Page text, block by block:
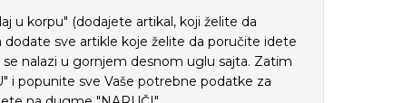
u korpu" (dodajete artikal, koji želite da
dodate sve artikle koje želite da poručite idete
nalazi u gornjem desnom uglu sajta. Zatim
i popunite sve Vaše potrebne podatke za